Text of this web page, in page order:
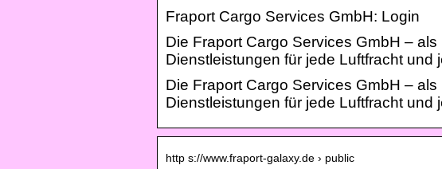
Fraport Cargo Services GmbH: Login
Die Fraport Cargo Services GmbH –
Dienstleistungen für jede Luftfracht und
Die Fraport Cargo Services GmbH –
Dienstleistungen für jede Luftfracht
http s://www.fraport-galaxy.de › public